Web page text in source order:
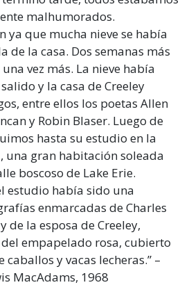
malhumorados.
ya que mucha nieve se había
de la casa. Dos semanas más
vez más. La nieve había
y la casa de Creeley
entre ellos los poetas Allen
y Robin Blaser. Luego de
hasta su estudio en la
una gran habitación soleada
boscoso de Lake Erie.
estudio había sido una
enmarcadas de Charles
de la esposa de Creeley,
empapelado rosa, cubierto
y vacas lecheras.” –
MacAdams, 1968